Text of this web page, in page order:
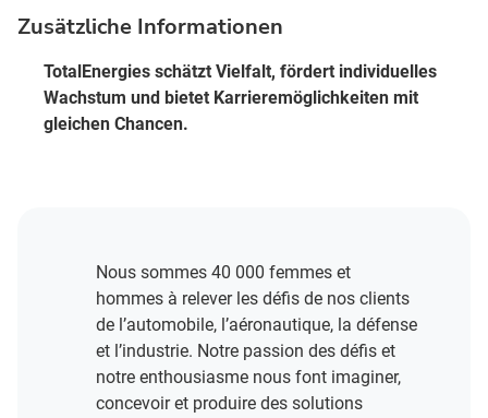
Zusätzliche Informationen
TotalEnergies schätzt Vielfalt, fördert individuelles
Wachstum und bietet Karrieremöglichkeiten mit
gleichen Chancen.
Nous sommes 40 000 femmes et
hommes à relever les défis de nos clients
de l’automobile, l’aéronautique, la défense
et l’industrie. Notre passion des défis et
notre enthousiasme nous font imaginer,
concevoir et produire des solutions